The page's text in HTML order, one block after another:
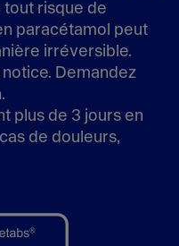
risque de
paracétamol peut
irréversible.
Demandez
plus de 3 jours en
de douleurs,